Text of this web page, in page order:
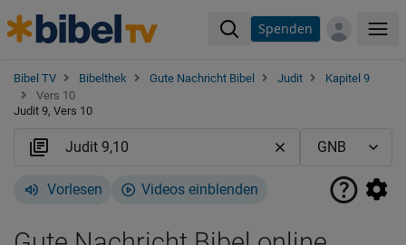
Spenden
Bibel TV Bibelthek Gute Nachricht Bibel Judit
Kapitel 9
Vers 10
Judit 9, Vers 10
Vorlesen Videos einblenden